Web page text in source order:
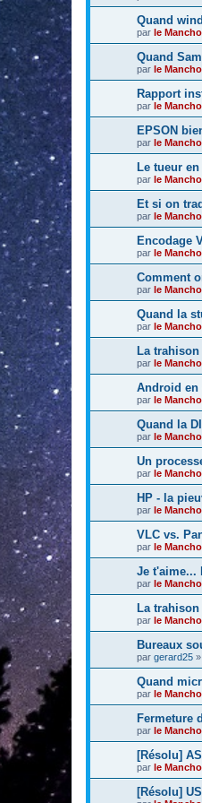
Quand
par le
Quand
par le
Rapport
par le
EPSON
par le
Le tueur
par le
Et si on
par le
Encodage
par le
Comment
par le
Quand la
par le
La
par le
Android
par le
Quand la
par le
Un
par le
HP - la
par le
VLC vs.
par le
Je t'aime...
par le
La
par le
Bureaux
par gerard25 »
Quand
par le
Fermeture
par le
[Résolu]
par le
[Résolu]